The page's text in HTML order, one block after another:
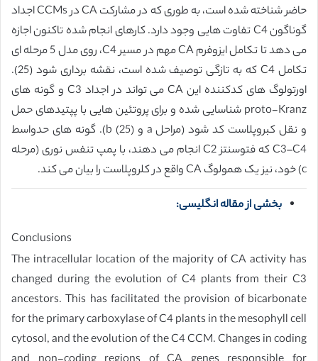
حاضر شناخته شده است، به طوری که در مشارکت CA در CCMs اجداد
گوناگون C4 تفاوت هایی وجود دارد. کارهای انجام شده تاکنون اجازه
می دهد تا تکامل ایزوفرم CA مهم در مسیر C4، روی مدل 5 مرحله ای
تکامل C4 که به تازگی توصیف شده است، نقشه برداری شود (25).
اورتولوگ های کدکننده این CA می تواند در اجداد C3 و گونه های
proto-Kranz شناسایی شده و برای پروتئین هایی با پپتیدهای حمل
و نقل کبروپلاست کد شود (مراحل a و b (25)). گونه های حدواسط
C3–C4 که فتوسنتز C2 انجام می دهند، با پمپ تنفس نوری (مرحله
c) خود، نیز یک همولوگ CA واقع در کلروپلاست را بیان می کند.
بخشی از مقاله انگلیسی:
Conclusions
The intracellular location of the majority of CA activity has
changed during the evolution of C4 plants from their C3
ancestors. This has facilitated the provision of bicarbonate
for the primary carboxylase of C4 plants in the mesophyll cell
cytosol, and the evolution of the C4 CCM. Changes in coding